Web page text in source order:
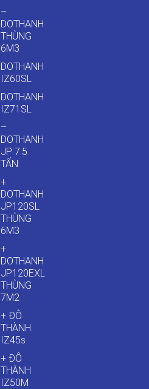
–
DOTHANH
THÙNG
6M3
DOTHANH
IZ60SL
DOTHANH
IZ71SL
–
DOTHANH
JP 7.5
TẤN
+
DOTHANH
JP120SL
THÙNG
6M3
+
DOTHANH
JP120EXL
THÙNG
7M2
+ ĐÔ
THÀNH
IZ45s
+ ĐÔ
THÀNH
IZ50M